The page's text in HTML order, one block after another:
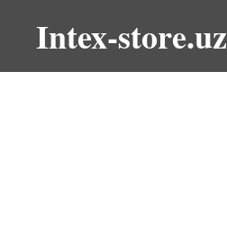
Intex-store.uz